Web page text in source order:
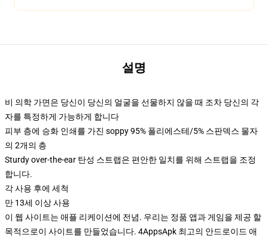
설명
비 의학 가면은 당신이 당신의 얼굴을 선물하지 않을 때 조차 당신의 각
자를 특정하게 가능하게 합니다
피부 층에 승화 인쇄를 가진 soppy 95% 폴리에스테/5% 스판덱스 물자
의 2개의 층
Sturdy over-the-ear 탄성 스트랩은 편안한 일치를 위해 스트랩을 조정
합니다.
각 사용 후에 세척
만 13세 이상 사용
이 웹 사이트는 애플 리케이션에 전념. 우리는 정품 앱과 게임을 제공 할
목적으로이 사이트를 만들었습니다. 4AppsApk 최고의 안드로이드 애